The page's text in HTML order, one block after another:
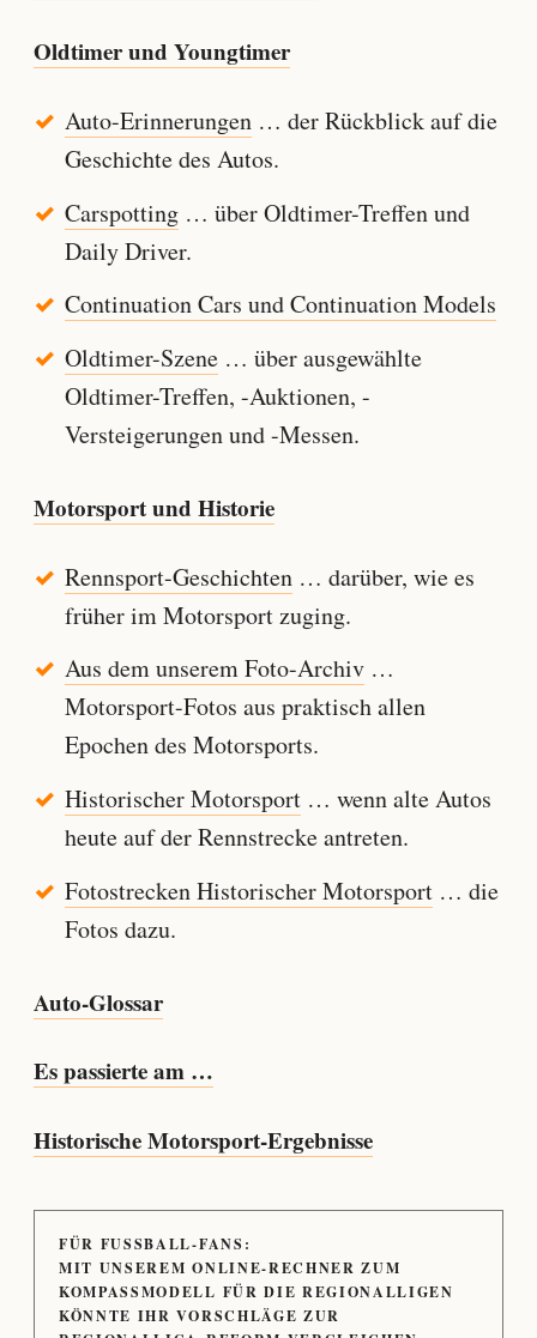
Oldtimer und Youngtimer
Auto-Erinnerungen… der Rückblick auf die
Geschichte des Autos.
Carspotting… über Oldtimer-Treffen und
Daily Driver.
Continuation Cars und Continuation Models
Oldtimer-Szene… über ausgewählte
Oldtimer-Treffen, -Auktionen, -
Versteigerungen und -Messen.
Motorsport und Historie
Rennsport-Geschichten… darüber, wie es
früher im Motorsport zuging.
Aus dem unserem Foto-Archiv…
Motorsport-Fotos aus praktisch allen
Epochen des Motorsports.
Historischer Motorsport… wenn alte Autos
heute auf der Rennstrecke antreten.
Fotostrecken Historischer Motorsport… die
Fotos dazu.
Auto-Glossar
Es passierte am …
Historische Motorsport-Ergebnisse
FÜR FUSSBALL-FANS:
MIT UNSEREM ONLINE-RECHNER ZUM
KOMPASSMODELL FÜR DIE REGIONALLIGEN
KÖNNTE IHR VORSCHLÄGE ZUR